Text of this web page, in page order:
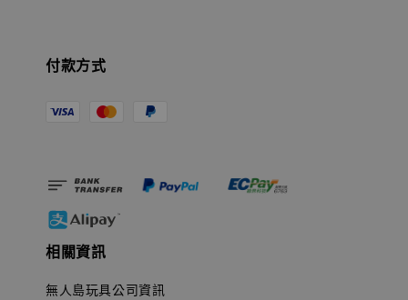
付款方式
相關資訊
無人島玩具公司資訊